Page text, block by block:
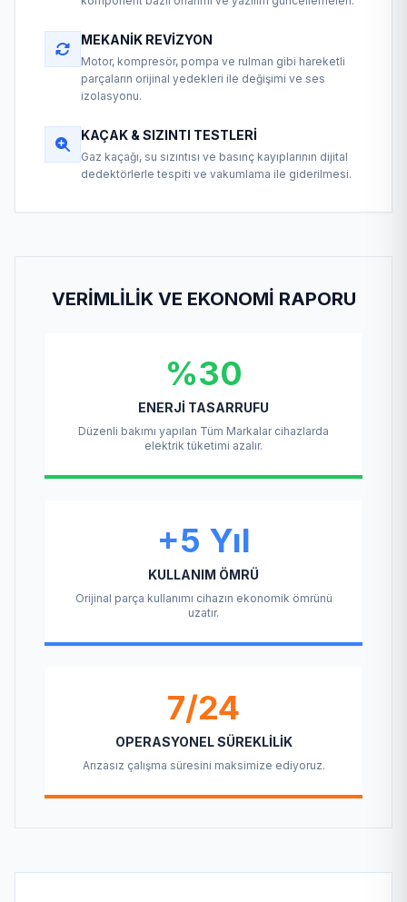
MEKANIK REVIZYON
Motor, kompresör, pompa ve rulman gibi hareketli
parçaların orijinal yedekleri ile değişimi ve ses
izolasyonu.
KAÇAK & SIZINTI TESTLERI
Gaz kaçağı, su sızıntısı ve basınç kayıplarının dijital
dedektörlerle tespiti ve vakumlama ile giderilmesi.
VERIMLILIK VE EKONOMI RAPORU
%30
ENERJI TASARRUFU
Düzenli bakımı yapılan Tüm Markalar cihazlarda
elektrik tüketimi azalır.
+5 Yıl
KULLANIM ÖMRÜ
Orijinal parça kullanımı cihazın ekonomik ömrünü
uzatır.
7/24
OPERASYONEL SÜREKLILIK
Arızasız çalışma süresini maksimize ediyoruz.